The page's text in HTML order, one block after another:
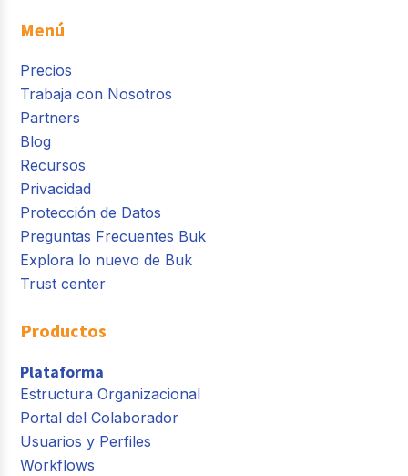
Menú
Precios
Trabaja con Nosotros
Partners
Blog
Recursos
Privacidad
Protección de Datos
Preguntas Frecuentes Buk
Explora lo nuevo de Buk
Trust center
Productos
Plataforma
Estructura Organizacional
Portal del Colaborador
Usuarios y Perfiles
Workflows